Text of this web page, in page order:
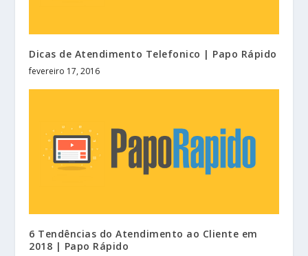
Dicas de Atendimento Telefonico | Papo Rápido
fevereiro 17, 2016
6 Tendências do Atendimento ao Cliente em
2018 | Papo Rápido